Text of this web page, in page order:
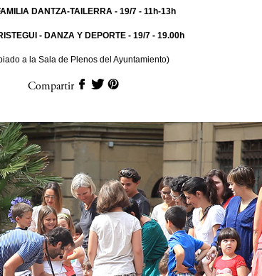
DANTZA-TAILERRA- 19/7 - 11h-13h
- DANZA Y DEPORTE- 19/7 - 19.00h
a la Sala de Plenos del Ayuntamiento)
Compartir